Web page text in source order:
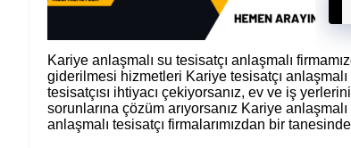
Kariye anlaşmalı su tesisatçı anlaşmalı
giderilmesi hizmetleri Kariye tesisatçı
tesisatçısı ihtiyacı çekiyorsanız, ev ve iş
sorunlarına çözüm arıyorsanız Kariye
anlaşmalı tesisatçı firmalarımızdan bir